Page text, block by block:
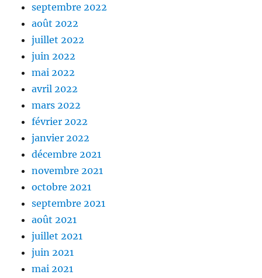
septembre 2022
août 2022
juillet 2022
juin 2022
mai 2022
avril 2022
mars 2022
février 2022
janvier 2022
décembre 2021
novembre 2021
octobre 2021
septembre 2021
août 2021
juillet 2021
juin 2021
mai 2021